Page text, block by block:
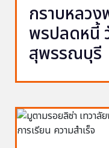
กราบหลว
พรปลดหนี้
สุพรรณบุรี